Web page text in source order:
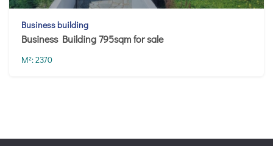
Business building
Business Building 795sqm for sale
M²:2370